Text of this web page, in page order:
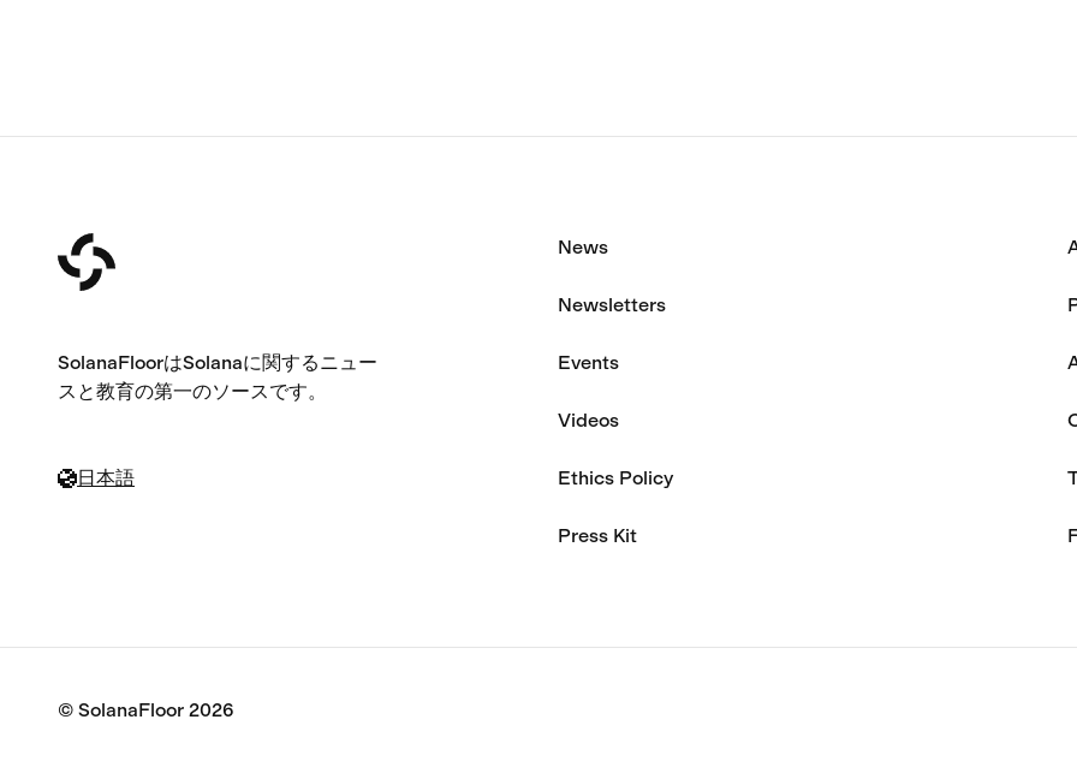
SolanaFloorはSolanaに関するニュー
スと教育の第一のソースです。
日本語
News
Newsletters
Events
Videos
Ethics Policy
Press Kit
© SolanaFloor 2026